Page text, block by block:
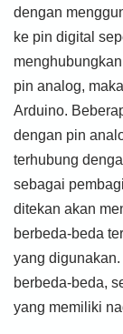
dengan
ke pin digital
pin analog,
Arduino.
dengan pin
terhubung
sebagai
ditekan akan
berbeda-beda
yang
berbeda-beda,
yang memiliki